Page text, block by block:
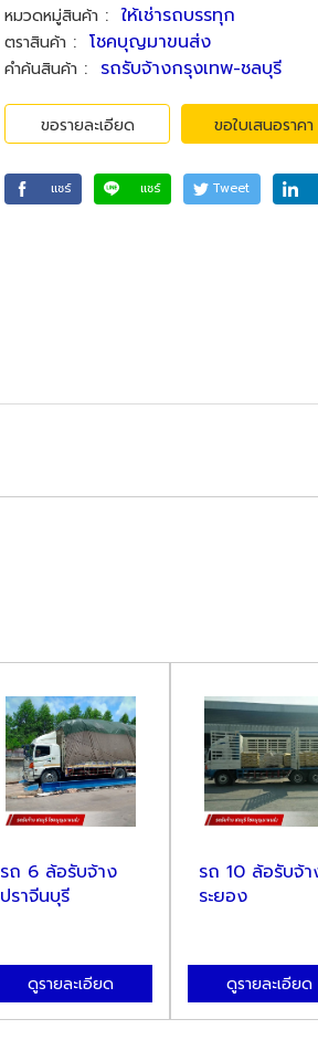
หมวดหมู่สินค้า :ให้เช่ารถบรรทุก
ตราสินค้า : โชคบุญมาขนส่ง
คำค้นสินค้า : รถรับจ้างกรุงเทพ-ชลบุรี
ขอรายละเอียด ขอใบเสนอราคา
แชร์ แชร์ Tweet
รถ 6 ล้อรับจ้าง
ปราจีนบุรี
ดูรายละเอียด
รถ 10 ล้อรับจ้า
ระยอง
ดูรายละเอียด